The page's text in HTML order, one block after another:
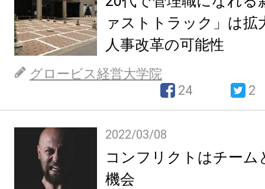
ァストトラック」は拡
人事改革の可能性
グロービス経営大学院
24
2
2022/03/08
コンフリクトはチーム
機会